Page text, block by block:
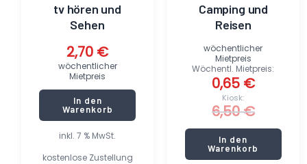
inkl. 7 % MwSt.
kostenlose Zustellung
tv hören und
Sehen
2,70 €
wöchentlicher
Mietpreis
In den
Warenkorb
Camping und
Reisen
Kiosk:
6,50€
Wöchentl. Mietpreis:
0,65 €
wöchentlicher
Mietpreis
In den
Warenkorb